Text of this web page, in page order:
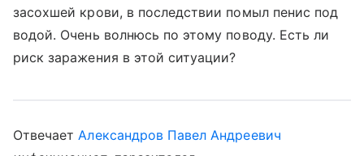
засохшей крови, в последствии помыл пенис под
водой. Очень волнюсь по этому поводу. Есть ли
риск заражения в этой ситуации?
ОтвечаетАлександров Павел Андреевич